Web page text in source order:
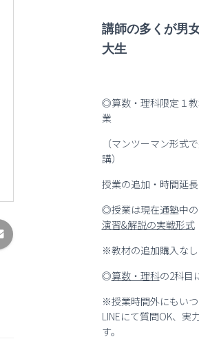
講師の多くが男
大生
◎算数・理科限定１
業
（マンツーマン形式
講）
授業の追加・時間延
◎授業は現在通塾中
演習&解説の実戦形式
※教材の追加購入なし
◎算数・理科の2科目
※授業時間外にもい
LINEにて質問OK、実
す。